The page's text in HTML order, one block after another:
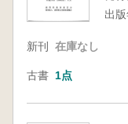
出版
新刊 在庫なし
古書 1点